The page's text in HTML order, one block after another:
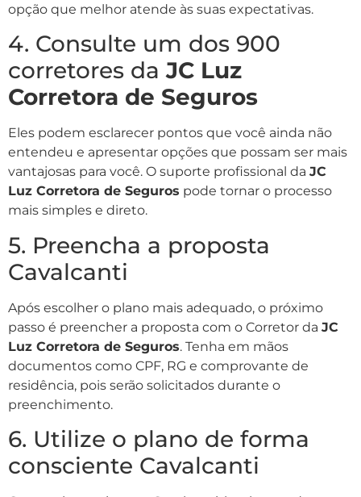
opção que melhor atende às suas expectativas.
4. Consulte um dos 900
corretores daJC Luz
Corretora de Seguros
Eles podem esclarecer pontos que você ainda não
entendeu e apresentar opções que possam ser mais
vantajosas para você. O suporte profissional da JC
Luz Corretora de Seguros pode tornar o processo
mais simples e direto.
5. Preencha a proposta
Cavalcanti
Após escolher o plano mais adequado, o próximo
passo é preencher a proposta com o Corretor da JC
Luz Corretora de Seguros. Tenha em mãos
documentos como CPF, RG e comprovante de
residência, pois serão solicitados durante o
preenchimento.
6. Utilize o plano de forma
consciente Cavalcanti